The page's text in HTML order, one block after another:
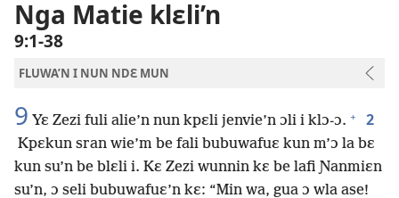
Nga Matie klɛli’n
9:1-38
FLUWA’N I NUN NDƐ MUN
9 Yɛ Zezi fuli alie’n nun kpɛli jenvie’n ɔli i klɔ-ɔ. + 2
Kpɛkun sran wie’m be fali bubuwafuɛ kun m’ɔ la bɛ
kun su’n be blɛli i. Kɛ Zezi wunnin kɛ be lafi Ɲanmiɛn
su’n, ɔ seli bubuwafuɛ’n kɛ: “Min wa, gua ɔ wla ase!